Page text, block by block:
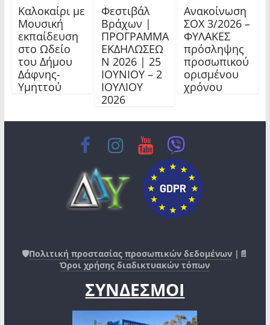
Καλοκαίρι με
Μουσική
εκπαίδευση
στο Ωδείο
του Δήμου
Δάφνης-
Υμηττού
Φεστιβάλ
Βράχων |
ΠΡΟΓΡΑΜΜΑ
ΕΚΔΗΛΩΣΕΩ
Ν 2026 | 25
ΙΟΥΝΙΟΥ – 2
ΙΟΥΛΙΟΥ
2026
Ανακοίνωση
ΣΟΧ 3/2026 –
ΦΥΛΑΚΕΣ
πρόσληψης
προσωπικού
ορισμένου
χρόνου
🛡️Πολιτική προστασίας προσωπικών δεδομένων |📄
Όροι χρήσης διαδικτυακών τόπων
ΣΥΝΔΕΣΜΟΙ